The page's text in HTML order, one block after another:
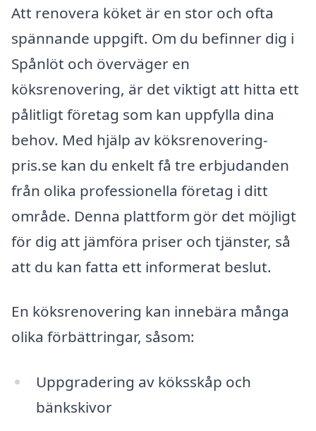
Att renovera köket är en stor och ofta
spännande uppgift. Om du befinner dig i
Spånlöt och överväger en
köksrenovering, är det viktigt att hitta ett
pålitligt företag som kan uppfylla dina
behov. Med hjälp av köksrenovering-
pris.se kan du enkelt få tre erbjudanden
från olika professionella företag i ditt
område. Denna plattform gör det möjligt
för dig att jämföra priser och tjänster, så
att du kan fatta ett informerat beslut.
En köksrenovering kan innebära många
olika förbättringar, såsom:
Uppgradering av köksskåp och
bänkskivor